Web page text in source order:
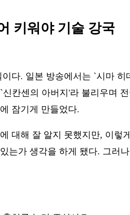
키워야 기술 강국
다. 일본 방송에서는 `시마
칸센의 아버지'라 불리우며
잠기게 만들었다.
대해 잘 알지 못했지만, 이
는가 생각을 하게 됐다. 그러